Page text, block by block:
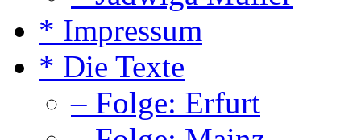
* Impressum
* Die Texte
– Folge: Erfurt